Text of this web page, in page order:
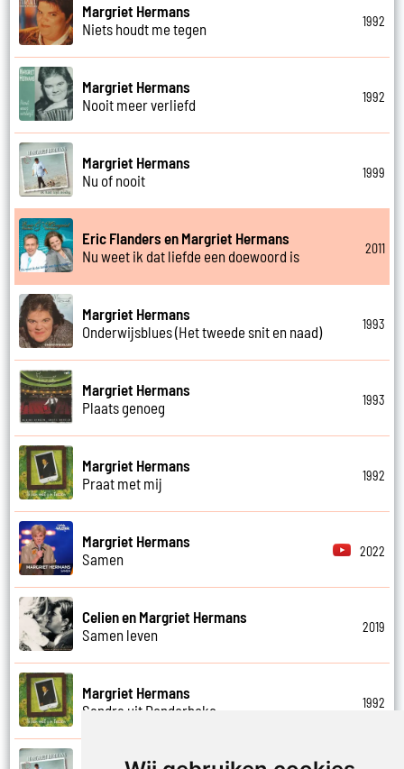
Margriet Hermans
Niets houdt me tegen
1992
Margriet Hermans
Nooit meer verliefd
1992
Margriet Hermans
Nu of nooit
1999
Eric Flanders en Margriet Hermans
Nu weet ik dat liefde een doewoord is
2011
Margriet Hermans
Onderwijsblues (Het tweede snit en naad)
1993
Margriet Hermans
Plaats genoeg
1993
Margriet Hermans
Praat met mij
1992
Margriet Hermans
Samen
2022
Celien en Margriet Hermans
Samen leven
2019
Margriet Hermans
Sandra uit Denderbeke
1992